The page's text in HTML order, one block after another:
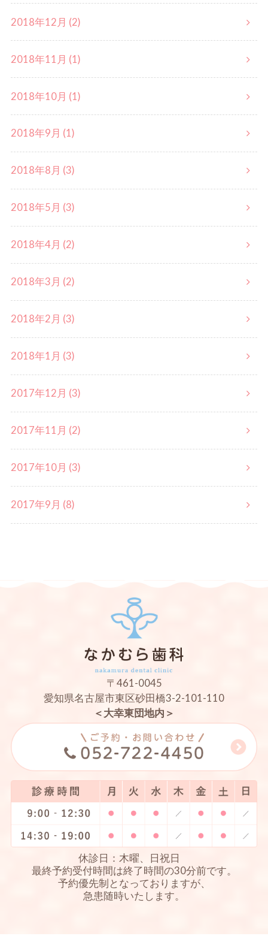
2018年12月 (2)
2018年11月 (1)
2018年10月 (1)
2018年9月 (1)
2018年8月 (3)
2018年5月 (3)
2018年4月 (2)
2018年3月 (2)
2018年2月 (3)
2018年1月 (3)
2017年12月 (3)
2017年11月 (2)
2017年10月 (3)
2017年9月 (8)
〒461-0045
愛知県名古屋市東区砂田橋3-2-101-110
＜大幸東団地内＞
休診日：木曜、日祝日
最終予約受付時間は終了時間の30分前です。
予約優先制となっておりますが、
急患随時いたします。